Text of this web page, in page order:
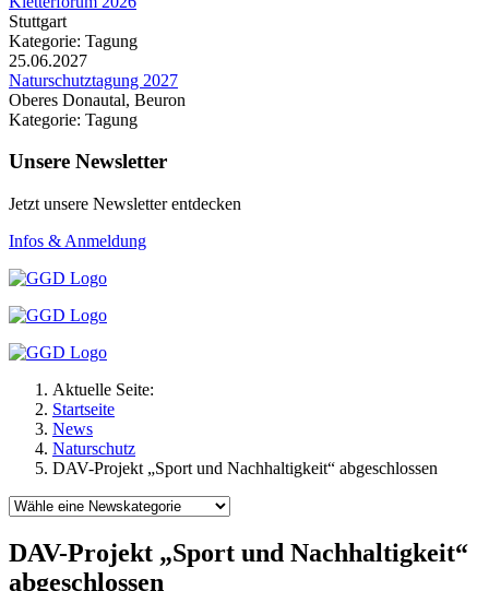
Stuttgart
Kategorie: Tagung
25.06.2027
Naturschutztagung 2027
Oberes Donautal, Beuron
Kategorie: Tagung
Unsere Newsletter
Jetzt unsere Newsletter entdecken
Infos & Anmeldung
Aktuelle Seite:
Startseite
News
Naturschutz
DAV-Projekt „Sport und Nachhaltigkeit“ abgeschlossen
DAV-Projekt „Sport und Nachhaltigkeit“
abgeschlossen